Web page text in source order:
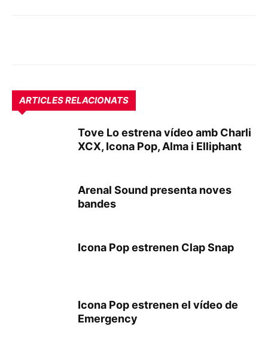
ARTICLES RELACIONATS
Tove Lo estrena vídeo amb Charli
XCX, Icona Pop, Alma i Elliphant
Arenal Sound presenta noves
bandes
Icona Pop estrenen Clap Snap
Icona Pop estrenen el vídeo de
Emergency